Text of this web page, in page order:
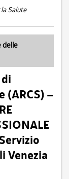
Salute
delle
(ARCS) –
Venezia